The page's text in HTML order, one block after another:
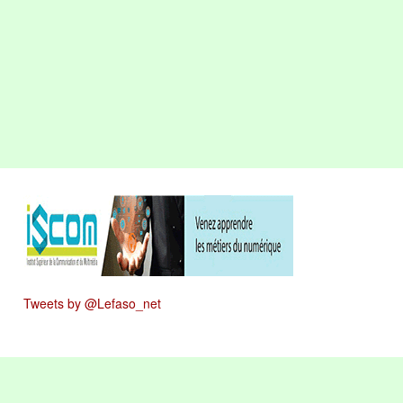
Tweets by @Lefaso_net